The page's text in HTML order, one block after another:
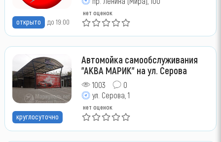
открыто до 19:00
нет оценок
круглосуточно
Автомойка самообслуживания
"АКВА МАРИК" на ул. Серова
1003
0
ул. Серова, 1
нет оценок